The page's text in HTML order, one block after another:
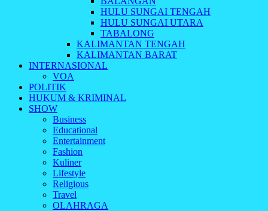
HULU SUNGAI TENGAH
HULU SUNGAI UTARA
TABALONG
KALIMANTAN TENGAH
KALIMANTAN BARAT
INTERNASIONAL
VOA
POLITIK
HUKUM & KRIMINAL
SHOW
Business
Educational
Entertainment
Fashion
Kuliner
Lifestyle
Religious
Travel
OLAHRAGA